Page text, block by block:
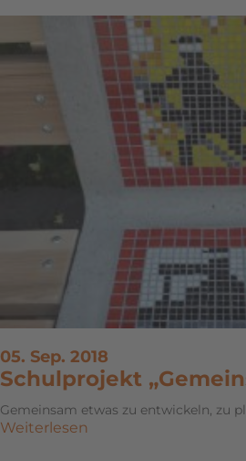
05. Sep. 2018
Schulprojekt
Gemeinsam etwas zu entwickeln, zu
Weiterlesen